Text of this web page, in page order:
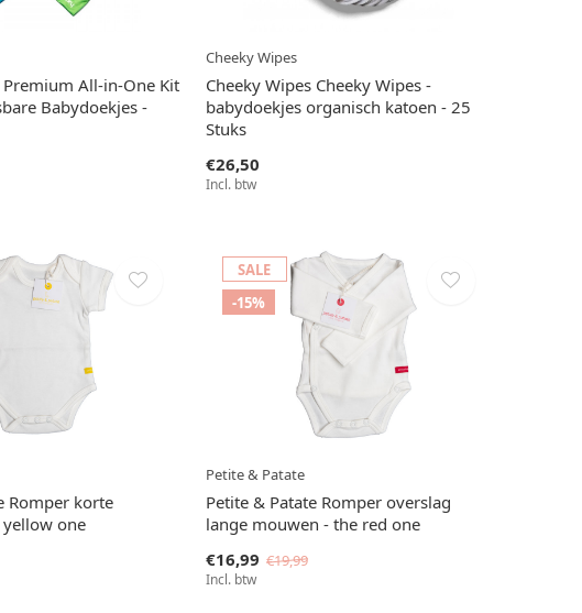
Premium All-in-One Kit
Babydoekjes -
Cheeky Wipes
Cheeky Wipes Cheeky Wipes -
babydoekjes organisch katoen - 25
Stuks
€26,50
Incl. btw
Romper korte
one
SALE
-15%
Petite & Patate
Petite & Patate Romper overslag
lange mouwen - the red one
€16,99 €19,99
Incl. btw